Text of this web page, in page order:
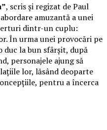
, scris și regizat de Paul
amuzantă a unei
dintr-un cuplu:
În urma unei provocări pe
la bun sfârșit, după
personajele ajung să
lor, lăsând deoparte
pentru a încerca